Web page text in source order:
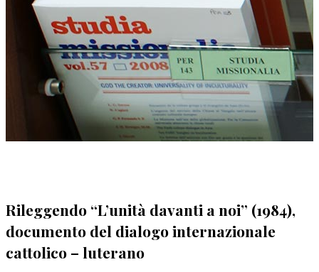
Rileggendo “L’unità davanti a noi” (1984),
documento del dialogo internazionale
cattolico – luterano